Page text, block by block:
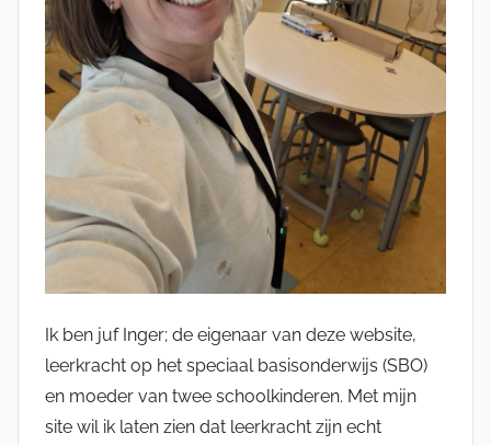
Ik ben juf Inger; de eigenaar van deze website,
leerkracht op het speciaal basisonderwijs (SBO)
en moeder van twee schoolkinderen. Met mijn
site wil ik laten zien dat leerkracht zijn echt